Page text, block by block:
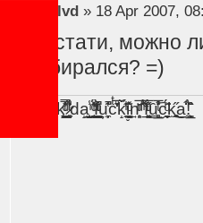
lvd» 18 Apr 2007,
А кстати, можно
собирался? =)
F̞͖̭̿̔ͯu̐̅cͬ̑ͩk̨̤̳͇̮̭̪̠̽̿̓̆ͭͩ ̷̩̰͎̩͓̘̾̀ͬ̊ͭ͛ͅda̝̺͙̬͎̝̾͟ ̰̜̝̯͉̯̖̓̎́ͨ̽ͫ͟f̟͇̭̀ͬͨͭ̐̚u̹̼̹̗̞͑̔͂͐̚cͭ̅̊̆̒̆ǩ̝̩̯́ͥ̔̍̑ḭ͓͍̳̬ͦ̽͂n͍͎͈̈̅ͩͬ ̊ͫ̂̾̑̈́f̲͚͉͓͗̋́ͧͦ̅ȗ͇̲̻͈̲̅̎͗͒ͭ͡c̬̟̠̹̯̈́ͩ͘ͅk̫̠̻̋͜a̲͒̾̇!͙͕̺͉̗̩̲̂̏̄̀